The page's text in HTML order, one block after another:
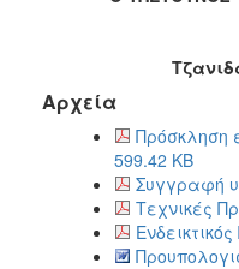
Αρχεία
Πρόσκληση
599.42 KB
Συγγραφή
Τεχνικές